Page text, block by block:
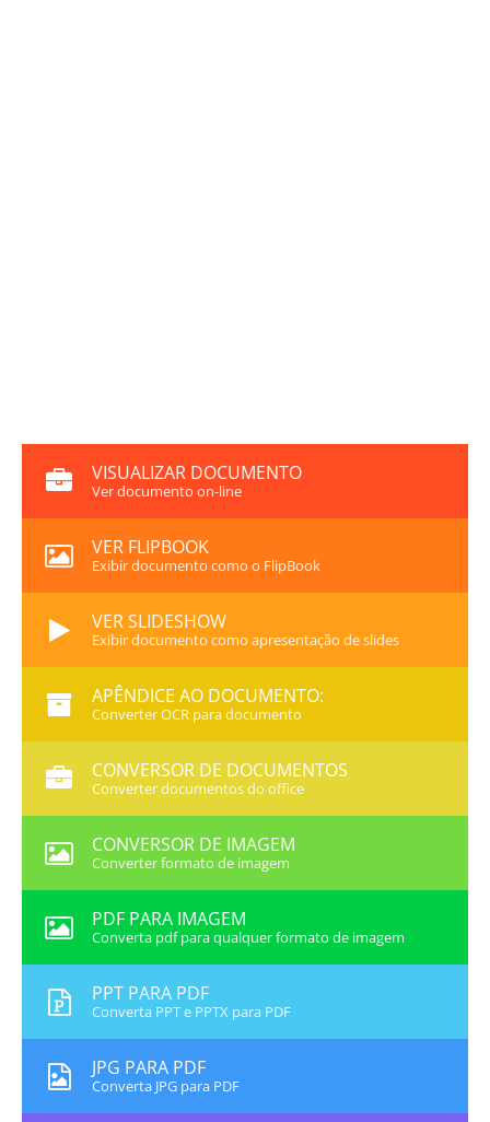
VISUALIZAR DOCUMENTO
Ver documento on-line
VER FLIPBOOK
Exibir documento como o FlipBook
VER SLIDESHOW
Exibir documento como apresentação de slides
APÊNDICE AO DOCUMENTO:
Converter OCR para documento
CONVERSOR DE DOCUMENTOS
Converter documentos do office
CONVERSOR DE IMAGEM
Converter formato de imagem
PDF PARA IMAGEM
Converta pdf para qualquer formato de imagem
PPT PARA PDF
Converta PPT e PPTX para PDF
JPG PARA PDF
Converta JPG para PDF